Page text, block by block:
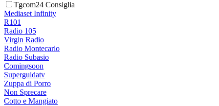
Tgcom24 Consiglia
Mediaset Infinity
R101
Radio 105
Virgin Radio
Radio Montecarlo
Radio Subasio
Comingsoon
Superguidatv
Zuppa di Porro
Non Sprecare
Cotto e Mangiato